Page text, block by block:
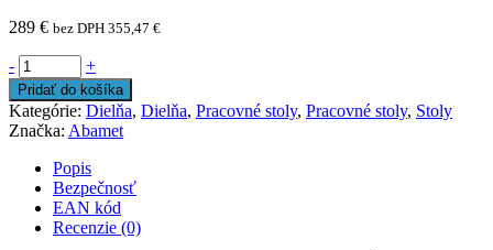
289 € bez DPH 355,47 €
- +
Pridať do košíka
Kategórie: Dielňa, Dielňa, Pracovné stoly, Pracovné stoly, Stoly
Značka: Abamet
Popis
Bezpečnosť
EAN kód
Recenzie (0)